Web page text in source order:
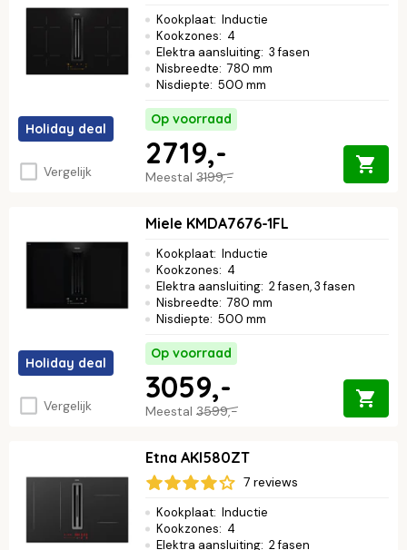
Holiday deal
Vergelijk
Kookplaat: Inductie
Kookzones: 4
Elektra aansluiting: 3 fasen
Nisbreedte: 780 mm
Nisdiepte: 500 mm
Op voorraad
Meestal 3199,-
2719,-
Holiday deal
Vergelijk
Miele KMDA7676-1FL
Kookplaat: Inductie
Kookzones: 4
Elektra aansluiting: 2 fasen, 3 fasen
Nisbreedte: 780 mm
Nisdiepte: 500 mm
Op voorraad
Meestal 3599,-
3059,-
Etna AKI580ZT
7 reviews
Kookplaat: Inductie
Kookzones: 4
Elektra aansluiting: 2 fasen